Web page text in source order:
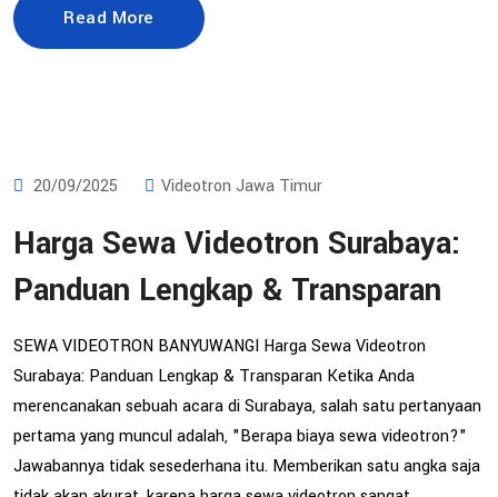
Read More
20/09/2025 Videotron Jawa Timur
Harga Sewa Videotron Surabaya:
Panduan Lengkap & Transparan
SEWA VIDEOTRON BANYUWANGI Harga Sewa Videotron
Surabaya: Panduan Lengkap & Transparan Ketika Anda
merencanakan sebuah acara di Surabaya, salah satu pertanyaan
pertama yang muncul adalah, "Berapa biaya sewa videotron?"
Jawabannya tidak sesederhana itu. Memberikan satu angka saja